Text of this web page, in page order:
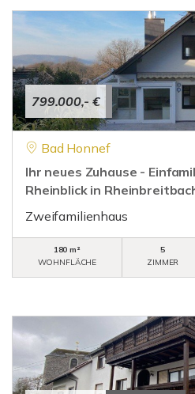
799.000,- €
Bad Honnef
Ihr neues Zuhause -
Rheinblick in
Zweifamilienhaus
180 m²
WOHNFLÄCHE
5
ZIMMER